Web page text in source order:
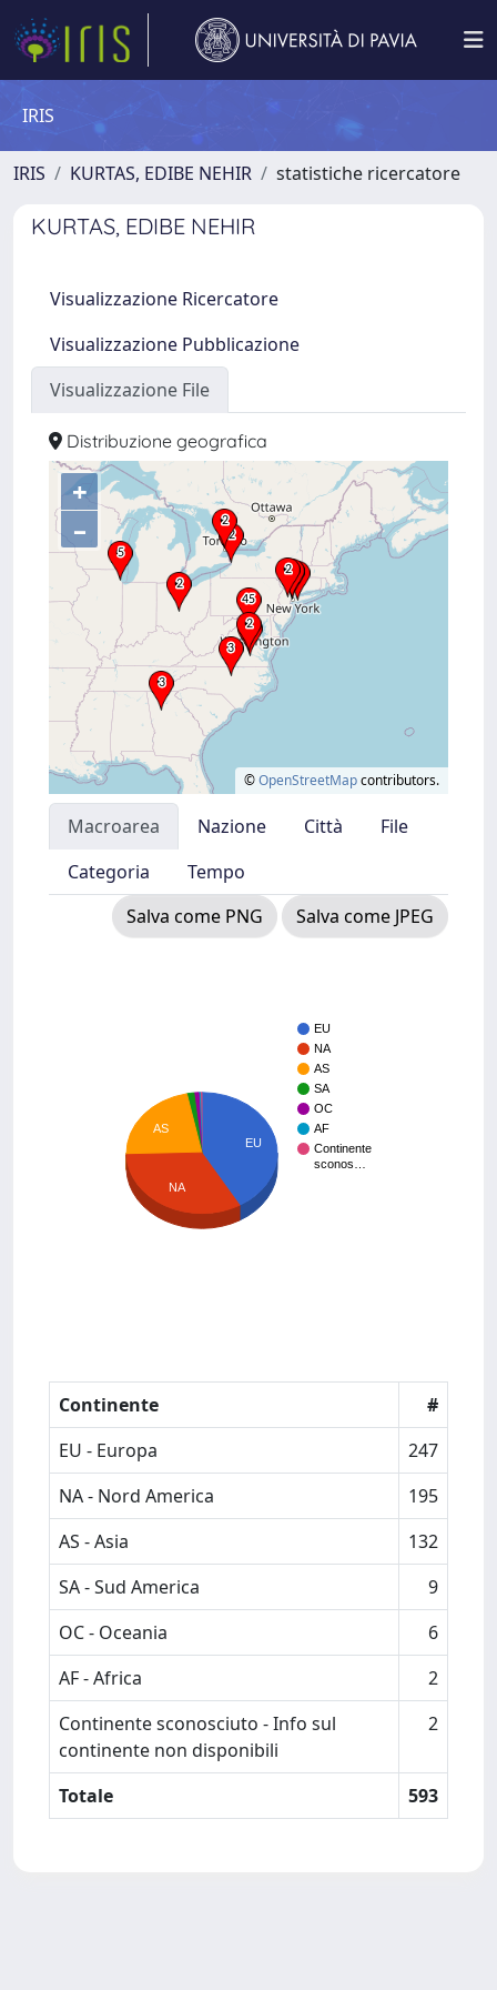
IRIS
IRIS KURTAS, EDIBE NEHIR statistiche ricercatore
KURTAS, EDIBE NEHIR
Visualizzazione Ricercatore
Visualizzazione Pubblicazione
Visualizzazione File
Distribuzione geografica
+
–
©OpenStreetMapcontributors.
Macroarea Nazione Città
File
Categoria
Tempo
Salva come PNG
Salva come JPEG
EU
NA
AS
SA
OC
AF
Continente
sconos…
EU
AS
NA
Continente
#
EU - Europa
247
NA - Nord America
195
AS - Asia
132
SA - Sud America
9
OC - Oceania
6
AF - Africa
2
Continente sconosciuto - Info sul
continente non disponibili
2
Totale 593